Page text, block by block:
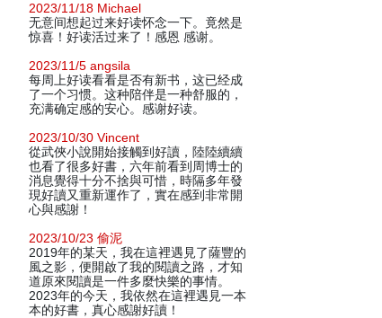
2023/11/18 Michael
无意间想起过来好读怀念一下。竟然是
惊喜！好读活过来了！感恩 感谢。
2023/11/5 angsila
每周上好读看看是否有新书，这已经成
了一个习惯。这种陪伴是一种舒服的，
充满确定感的安心。感谢好读。
2023/10/30 Vincent
從武俠小說開始接觸到好讀，陸陸續續
也看了很多好書，六年前看到周博士的
消息覺得十分不捨與可惜，時隔多年發
現好讀又重新運作了，實在感到非常開
心與感謝！
2023/10/23 偷泥
2019年的某天，我在這裡遇見了薩豐的
風之影，便開啟了我的閱讀之路，才知
道原來閱讀是一件多麼快樂的事情。
2023年的今天，我依然在這裡遇見一本
本的好書，真心感謝好讀！